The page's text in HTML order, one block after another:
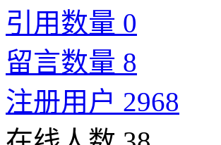
引用数量 0
留言数量 8
注册用户 2968